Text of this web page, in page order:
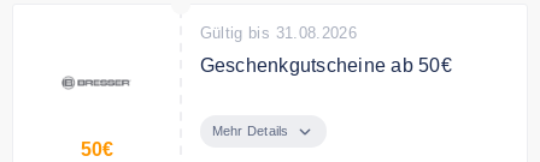
50€
Gültig bis 31.08.2026
Geschenkgutscheine ab 50€
von Bresser ab 50€
Mehr Details